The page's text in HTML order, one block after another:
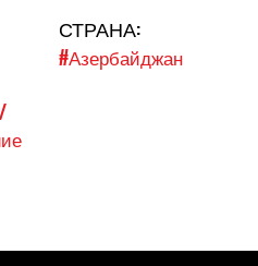
СТРАНА:
#Азербайджан